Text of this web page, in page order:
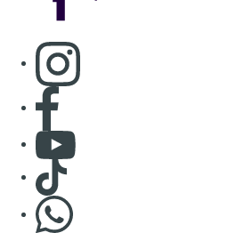
Consulter page Instagram
Consulter page Facebook
Consulter Youtube
Consulter TikTok